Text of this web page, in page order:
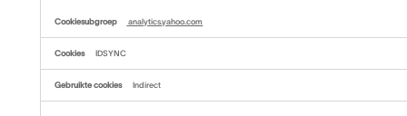
analytics.yahoo.com
IDSYNC
Indirect